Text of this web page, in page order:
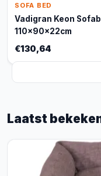
SOFA BED
Vadigran Keon
110x90x22cm
€130,64
Laatst